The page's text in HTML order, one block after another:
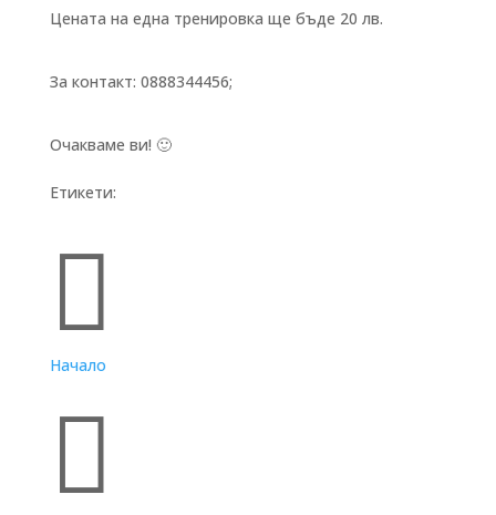
Цената на една тренировка ще бъде 20 лв.
За контакт: 0888344456;
Очакваме ви! 🙂
Етикети:

Начало
